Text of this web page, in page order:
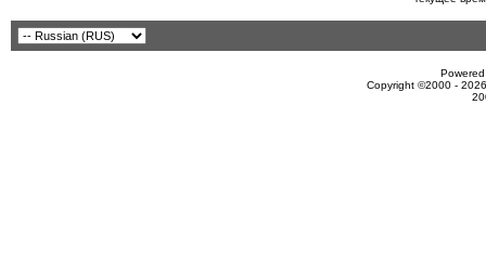
Copyright ©2000 -